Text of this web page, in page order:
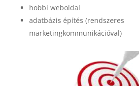
hobbi weboldal
adatbázis építés (rendszeres
marketingkommunikációval)